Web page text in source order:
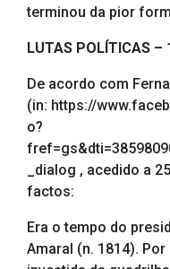
terminou da pior
LUTAS POLÍTICAS –
De acordo com
(in: https://
o?
_dialog , acedido a
factos:
Era o tempo do
Amaral (n. 1814).